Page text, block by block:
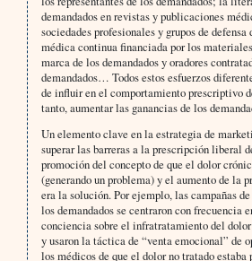
demandados en revistas y publicaciones
sociedades profesionales y grupos de
médica continua financiada por los
marca de los demandados y oradores
demandados… Todos estos esfuerzos
de influir en el comportamiento prescriptivo
tanto, aumentar las ganancias de los
Un elemento clave en la estrategia de
superar las barreras a la prescripción liberal
promoción del concepto de que el dolor
(generando un problema) y el aumento de la
era la solución. Por ejemplo, las campañas
los demandados se centraron con frecuencia
conciencia sobre el infratratamiento del
y usaron la táctica de “venta emocional” de
los médicos de que el dolor no tratado estaba